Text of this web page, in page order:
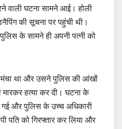
वाली घटना सामने आई। होली
की सूचना पर पहुंची थी।
के सामने ही अपनी पत्नी को
था और उसने पुलिस की आंखों
मारकर हत्या कर दी। घटना के
और पुलिस के उच्च अधिकारी
पति को गिरफ्तार कर लिया और